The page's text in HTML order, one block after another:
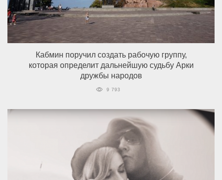
Кабмин поручил создать рабочую группу,
которая определит дальнейшую судьбу Арки
дружбы народов
9 793